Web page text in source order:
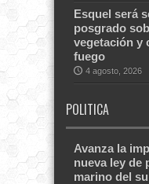
Esquel será
posgrado
vegetación y
fuego
4 agosto, 2026
POLITICA
Avanza la
nueva ley de
marino del